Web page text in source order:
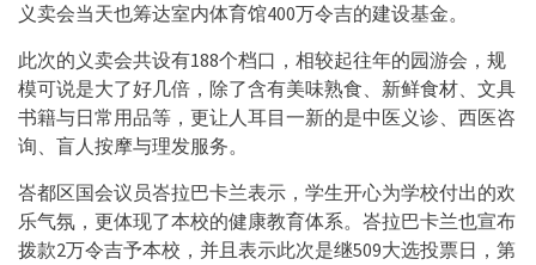
义卖会当天也筹达室内体育馆400万令吉的建设基金。
此次的义卖会共设有188个档口，相较起往年的园游会，规
模可说是大了好几倍，除了含有美味熟食、新鲜食材、文具
书籍与日常用品等，更让人耳目一新的是中医义诊、西医咨
询、盲人按摩与理发服务。
峇都区国会议员峇拉巴卡兰表示，学生开心为学校付出的欢
乐气氛，更体现了本校的健康教育体系。峇拉巴卡兰也宣布
拨款2万令吉予本校，并且表示此次是继509大选投票日，第